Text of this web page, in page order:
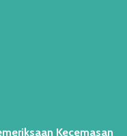
Kecemasan